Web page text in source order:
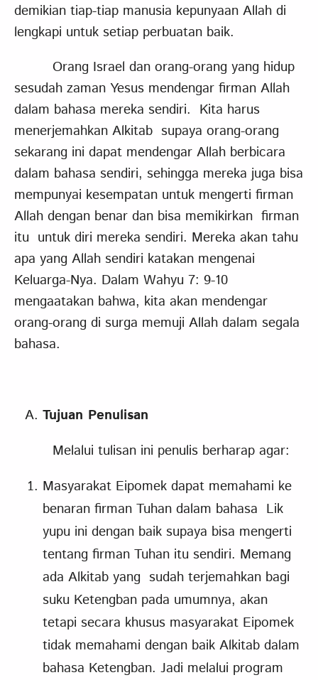
demikian tiap-tiap manusia kepunyaan Allah di
lengkapi untuk setiap perbuatan baik.
Orang Israel dan orang-orang yang hidup
sesudah zaman Yesus mendengar firman Allah
dalam bahasa mereka sendiri. Kita harus
menerjemahkan Alkitab supaya orang-orang
sekarang ini dapat mendengar Allah berbicara
dalam bahasa sendiri, sehingga mereka juga bisa
mempunyai kesempatan untuk mengerti firman
Allah dengan benar dan bisa memikirkan firman
itu untuk diri mereka sendiri. Mereka akan tahu
apa yang Allah sendiri katakan mengenai
Keluarga-Nya. Dalam Wahyu 7: 9-10
mengaatakan bahwa, kita akan mendengar
orang-orang di surga memuji Allah dalam segala
bahasa.
Tujuan Penulisan
Melalui tulisan ini penulis berharap agar:
Masyarakat Eipomek dapat memahami ke
benaran firman Tuhan dalam bahasa Lik
yupu ini dengan baik supaya bisa mengerti
tentang firman Tuhan itu sendiri. Memang
ada Alkitab yang sudah terjemahkan bagi
suku Ketengban pada umumnya, akan
tetapi secara khusus masyarakat Eipomek
tidak memahami dengan baik Alkitab dalam
bahasa Ketengban. Jadi melalui program